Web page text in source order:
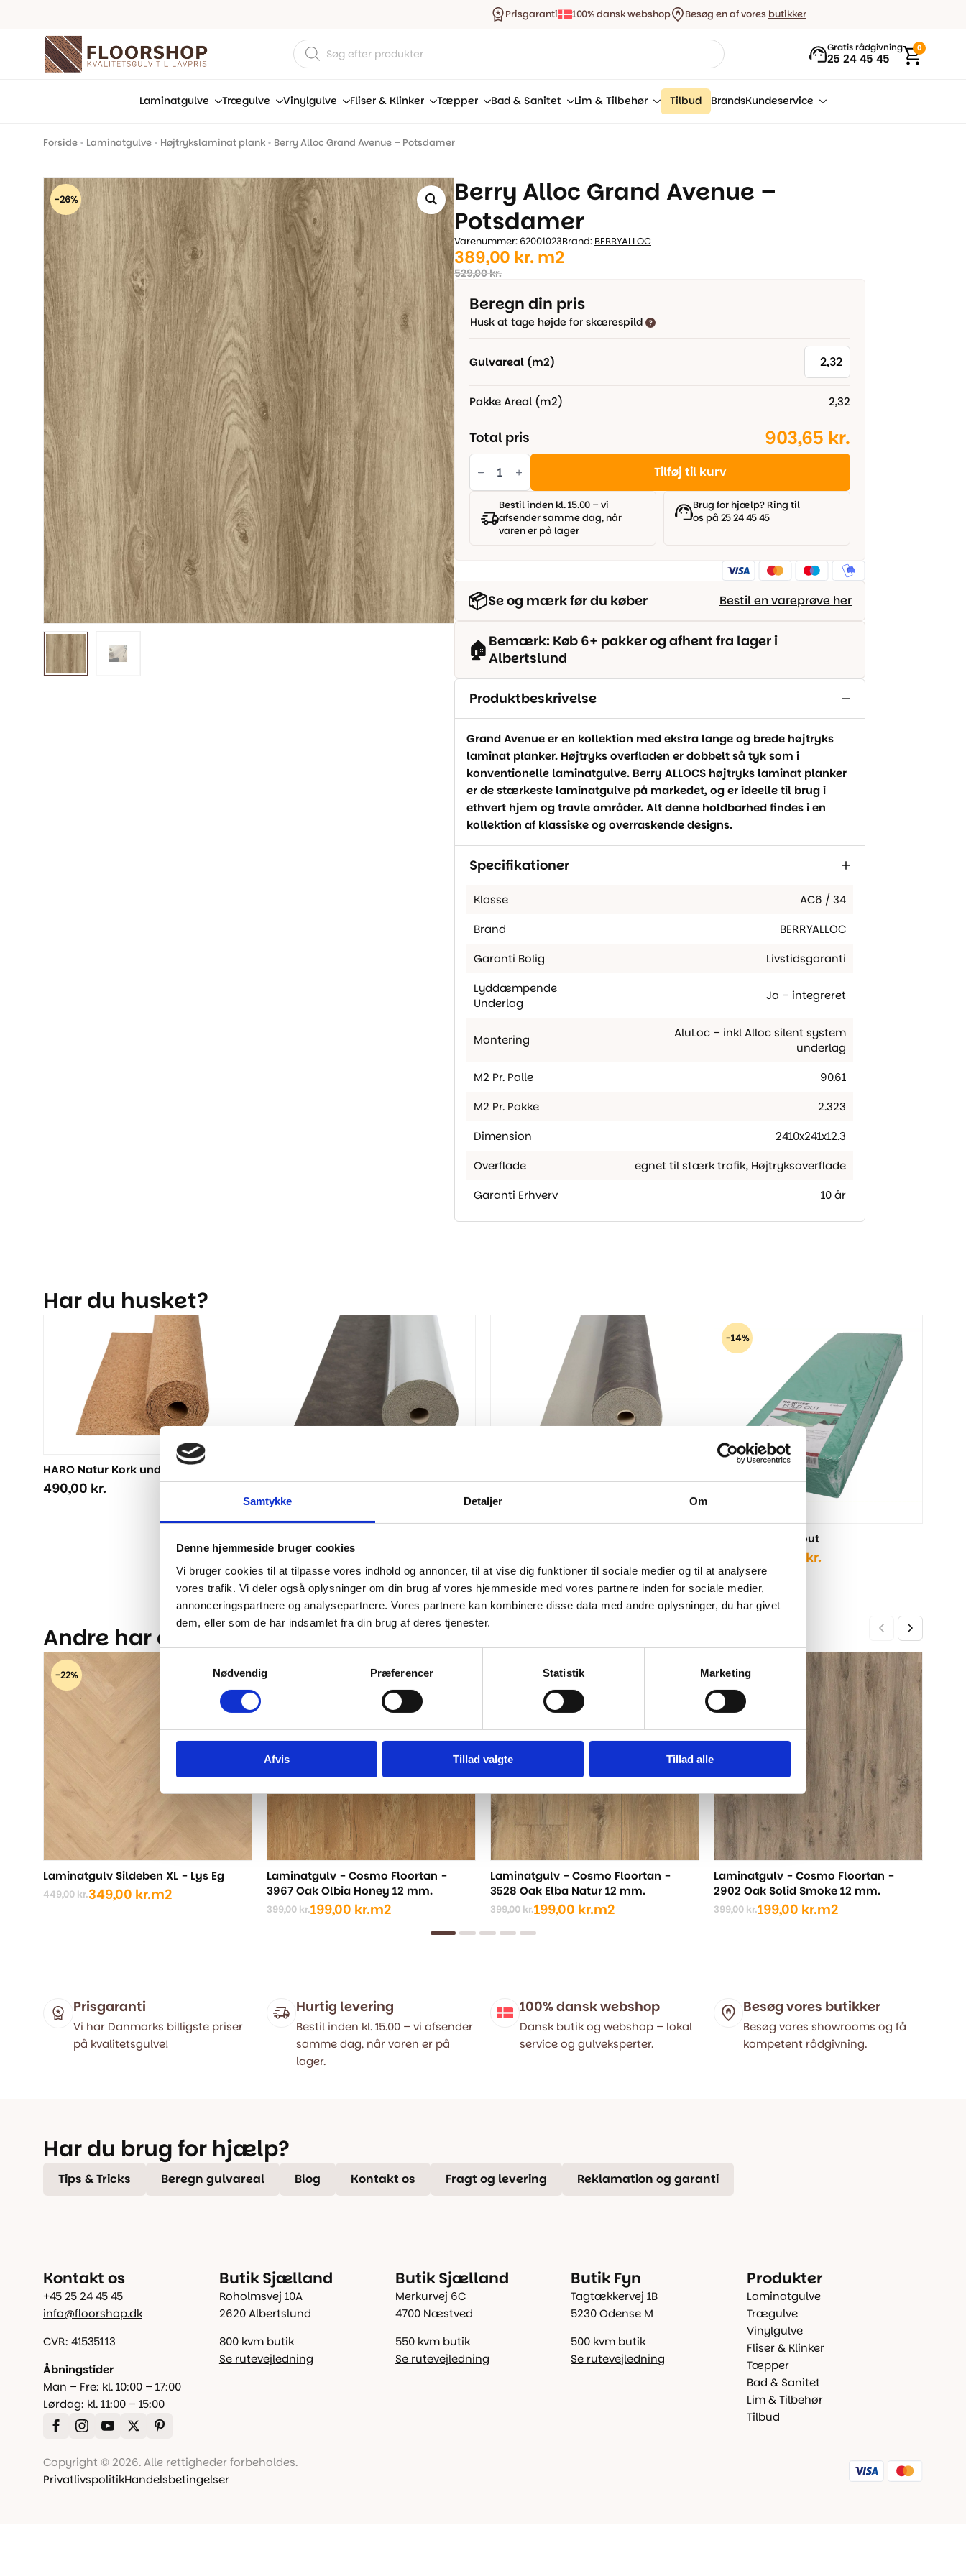
Samtykke Detaljer Om
Denne hjemmeside bruger cookies
Vi bruger cookies til at tilpasse vores indhold og annoncer, til at vise dig funktioner til sociale medier og til at analysere
vores trafik. Vi deler også oplysninger om din brug af vores hjemmeside med vores partnere inden for sociale medier,
annonceringspartnere og analysepartnere. Vores partnere kan kombinere disse data med andre oplysninger, du har givet
dem, eller som de har indsamlet fra din brug af deres tjenester.
Samtykkevalg
Nødvendig
Præferencer Statistik Marketing
Afvis Tillad valgte Tillad alle
Prisgaranti 100% dansk webshop Besøg en af vores butikker
Products
search
Gratis rådgivning
25 24 45 45
0
Laminatgulve Trægulve Vinylgulve Fliser & Klinker Tæpper Bad & Sanitet Lim & Tilbehør Tilbud BrandsKundeservice
Forside • Laminatgulve • Højtrykslaminat plank • Berry Alloc Grand Avenue – Potsdamer
-26%
Berry Alloc Grand Avenue –
Potsdamer
Varenummer: 62001023Brand: BERRYALLOC
529,00kr.
Den
oprindelige
pris
var:
389,00 kr.
Den
aktuelle
pris
er:
m2
Beregn din pris
Husk at tage højde for skærespild
Gulvareal (m2)
Pakke Areal (m2) 2,32
Total pris 903,65 kr.
Berry
Alloc
Grand
Avenue
Potsdamer
antal
Tilføj til kurv
Bestil inden kl. 15.00 – vi
afsender samme dag, når
varen er på lager
Brug for hjælp? Ring til
os på 25 24 45 45
📦Se og mærk før du køber Bestil en vareprøve her
🏠 Bemærk: Køb 6+ pakker og afhent fra lager i
Albertslund
Produktbeskrivelse
Grand Avenue er en kollektion med ekstra lange og brede højtryks
laminat planker. Højtryks overfladen er dobbelt så tyk som i
konventionelle laminatgulve. Berry ALLOCS højtryks laminat planker
er de stærkeste laminatgulve på markedet, og er ideelle til brug i
ethvert hjem og travle områder. Alt denne holdbarhed findes i en
kollektion af klassiske og overraskende designs.
Specifikationer
Klasse AC6 / 34
Brand BERRYALLOC
Garanti Bolig Livstidsgaranti
Lyddæmpende
Underlag
Ja – integreret
Montering
AluLoc – inkl Alloc silent system
underlag
M2 Pr. Palle 90.61
M2 Pr. Pakke 2.323
Dimension 2410x241x12.3
Overflade egnet til stærk trafik, Højtryksoverflade
Garanti Erhverv 10 år
Har du husket?
HARO Natur Kork underlag 10 m2
490,00 kr.
m/dampsp
459,00
u/dampsp.
410,00
-14%
No Noise - Fold out
oprindelige
pris
var:
289,00 kr..
kr.
Andre har også kigget på...
-22%
Laminatgulv Sildeben XL - Lys Eg
449,00kr.
Den
349,00 kr.
Den
m2
Laminatgulv - Cosmo Floortan -
3967 Oak Olbia Honey 12 mm.
399,00kr.
Den
199,00 kr.
Den
m2
Laminatgulv - Cosmo Floortan -
3528 Oak Elba Natur 12 mm.
399,00kr.
Den
oprindelige
199,00 kr.
Den
aktuelle
m2
-50%
Laminatgulv - Cosmo Floortan -
2902 Oak Solid Smoke 12 mm.
399,00kr.
Den
199,00 kr.
Den
m2
Prisgaranti
Vi har Danmarks billigste priser
på kvalitetsgulve!
Hurtig levering
Bestil inden kl. 15.00 – vi afsender
samme dag, når varen er på
lager.
100% dansk webshop
Dansk butik og webshop – lokal
service og gulveksperter.
Besøg vores butikker
Besøg vores showrooms og få
kompetent rådgivning.
Har du brug for hjælp?
Tips & Tricks Beregn gulvareal Blog Kontakt os Fragt og levering Reklamation og garanti
Kontakt os
+45 25 24 45 45
info@floorshop.dk
CVR: 41535113
Åbningstider
Man – Fre: kl. 10:00 – 17:00
Lørdag: kl. 11:00 – 15:00
Butik Sjælland
Roholmsvej 10A
2620 Albertslund
800 kvm butik
Se rutevejledning
Butik Sjælland
Merkurvej 6C
4700 Næstved
550 kvm butik
Se rutevejledning
Butik Fyn
Tagtækkervej 1B
5230 Odense M
500 kvm butik
Se rutevejledning
Produkter
Laminatgulve
Trægulve
Vinylgulve
Fliser & Klinker
Tæpper
Bad & Sanitet
Lim & Tilbehør
Tilbud
Copyright © 2026. Alle rettigheder forbeholdes.
PrivatlivspolitikHandelsbetingelser